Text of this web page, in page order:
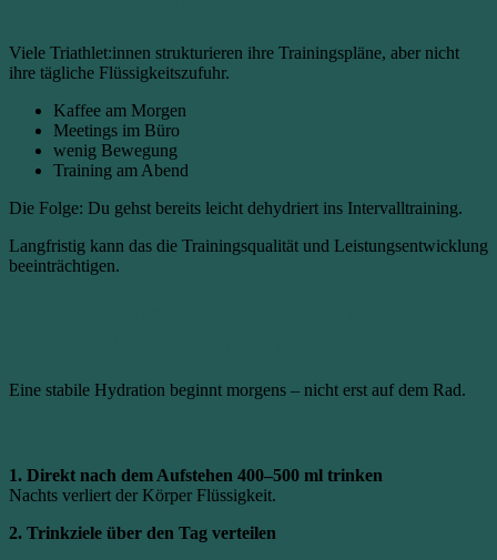
Viele Triathlet:innen strukturieren ihre Trainingspläne, aber nicht
ihre tägliche Flüssigkeitszufuhr.
Kaffee am Morgen
Meetings im Büro
wenig Bewegung
Training am Abend
Die Folge: Du gehst bereits leicht dehydriert ins Intervalltraining.
Langfristig kann das die Trainingsqualität und Leistungsentwicklung
beeinträchtigen.
Eine stabile Hydration beginnt morgens – nicht erst auf dem Rad.
1. Direkt nach dem Aufstehen 400–500 ml trinken
Nachts verliert der Körper Flüssigkeit.
2. Trinkziele über den Tag verteilen